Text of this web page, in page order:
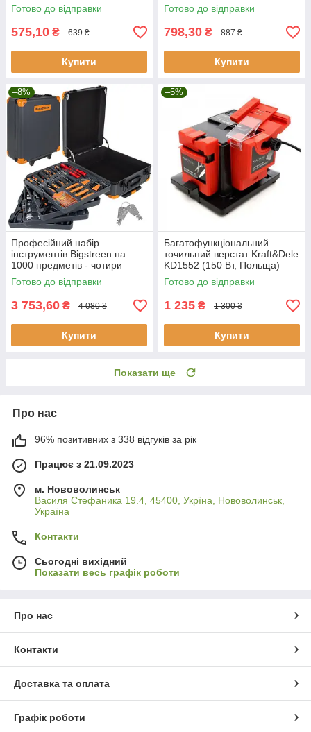
Готово до відправки
575,10 ₴ 639 ₴
Купити
Готово до відправки
798,30 ₴ 887 ₴
Купити
–8%
Професійний набір
інструментів Bigstreen на
1000 предметів - чотири
органайзери, алюмінієвий
кейс, повне обладнання
26510
Готово до відправки
3 753,60 ₴ 4 080 ₴
Купити
–5%
Багатофункціональний
точильний верстат Kraft&Dele
KD1552 (150 Вт, Польща)
Готово до відправки
1 235 ₴ 1 300 ₴
Купити
Показати ще
Про нас
96% позитивних з 338 відгуків за рік
Працює з 21.09.2023
м. Нововолинськ
Василя Стефаника 19.4, 45400, Укрїна, Нововолинськ,
Україна
Контакти
Сьогодні вихідний
Показати весь графік роботи
Про нас
Контакти
Доставка та оплата
Графік роботи